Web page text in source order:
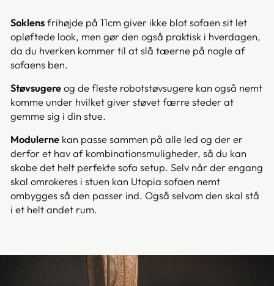
Soklensfrihøjde på 11cm giver ikke blot sofaen sit let
opløftede look, men gør den også praktisk i hverdagen,
da du hverken kommer til at slå tæerne på nogle af
sofaens ben.
Støvsugereog de fleste robotstøvsugere kan også nemt
komme under hvilket giver støvet færre steder at
gemme sig i din stue.
Modulerne kan passe sammen på alle led og der er
derfor et hav af kombinationsmuligheder, så du kan
skabe det helt perfekte sofa setup. Selv når der engang
skal omrokeres i stuen kan Utopia sofaen nemt
ombygges så den passer ind. Også selvom den skal stå
i et helt andet rum.